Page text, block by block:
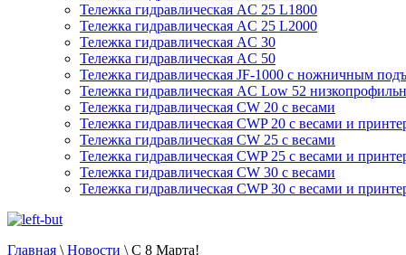
Тележка гидравлическая AC 25 L1800
Тележка гидравлическая AC 25 L2000
Тележка гидравлическая AC 30
Тележка гидравлическая AC 50
Тележка гидравлическая JF-1000 с ножничным
Тележка гидравлическая AC Low 52
Тележка гидравлическая CW 20 с весами
Тележка гидравлическая CWP 20 с весами и
Тележка гидравлическая CW 25 с весами
Тележка гидравлическая CWP 25 с весами и
Тележка гидравлическая CW 30 с весами
Тележка гидравлическая CWP 30 с весами и
Главная \ Новости \ С 8 Марта!